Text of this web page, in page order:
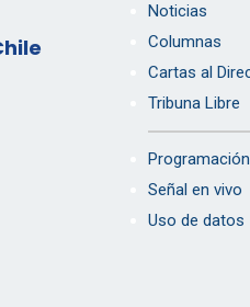
Noticias
Columnas
Cartas al
Tribuna Libre
Señal en vivo
Uso de datos